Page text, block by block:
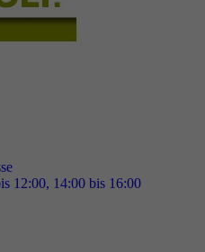
12:00, 14:00 bis 16:00